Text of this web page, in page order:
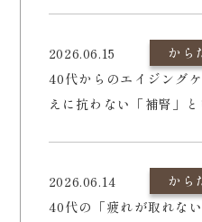
2026.06.15
から
40代からのエイジング
えに抗わない「補腎」
2026.06.14
から
40代の「疲れが取れな